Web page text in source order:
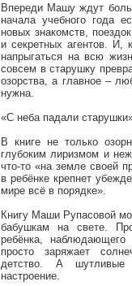
Впереди Машу ждут
начала учебного года
новых знакомств,
и секретных агентов. И,
напрыгаться на всю
совсем в старушку
озорства, а главное –
нужна.
«С неба падали
В книге не только
глубоким лиризмом и
что-то «на земле своей
в ребёнке крепнет
мире всё в порядке».
Книгу Маши Рупасовой
бабушкам на свете.
ребёнка,
просто заряжает
детство. А шутливые
настроение.